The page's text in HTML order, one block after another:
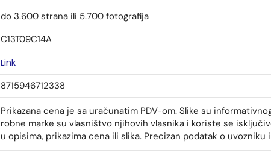
do 3.600 strana ili 5.700 fotografija
C13T09C14A
Link
8715946712338
Prikazana cena je sa uračunatim PDV-om. Slike su
robne marke su vlasništvo njihovih vlasnika i koriste se
u opisima, prikazima cena ili slika. Precizan podatak o